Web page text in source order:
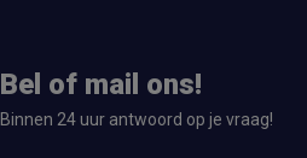
Bel of mail ons!
Binnen 24 uur antwoord op je vraag!